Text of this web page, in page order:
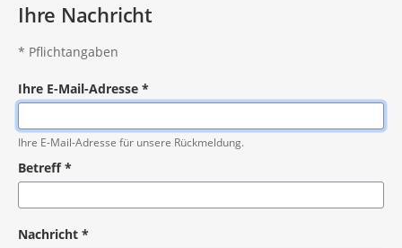
Ihre Nachricht
* Pflichtangaben
Ihre E-Mail-Adresse *
Pflichtangabe
Ihre E-Mail-Adresse für unsere Rückmeldung.
Betreff*
Nachricht *